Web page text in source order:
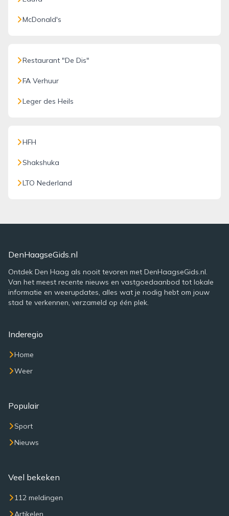
McDonald's
Restaurant "De Dis"
FA Verhuur
Leger des Heils
HFH
Shakshuka
LTO Nederland
DenHaagseGids.nl
Ontdek Den Haag als nooit tevoren met DenHaagseGids.nl.
Van het meest recente nieuws en vastgoedaanbod tot lokale
informatie en weerupdates, alles wat je nodig hebt om jouw
stad te verkennen, verzameld op één plek.
Inderegio
Home
Weer
Populair
Sport
Nieuws
Veel bekeken
112 meldingen
Artikelen